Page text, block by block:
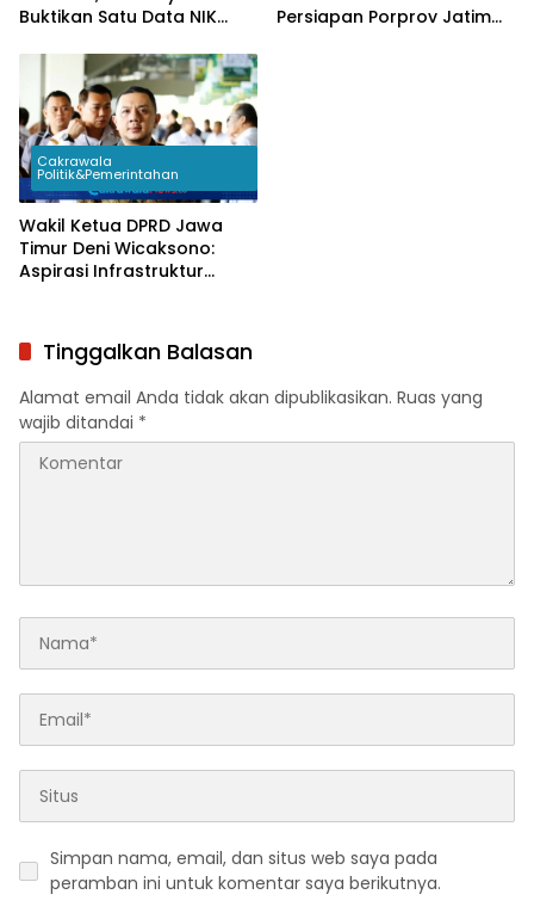
Buktikan Satu Data NIK
Ekonomi
Persiapan Porprov Jatim
Cakrawala
Politik&Pemerintahan
Wakil Ketua DPRD Jawa
Timur Deni Wicaksono:
Aspirasi Infrastruktur
Tinggalkan Balasan
Alamat email Anda tidak akan dipublikasikan. Ruas yang
wajib ditandai *
Simpan nama, email, dan situs web saya pada
peramban ini untuk komentar saya berikutnya.